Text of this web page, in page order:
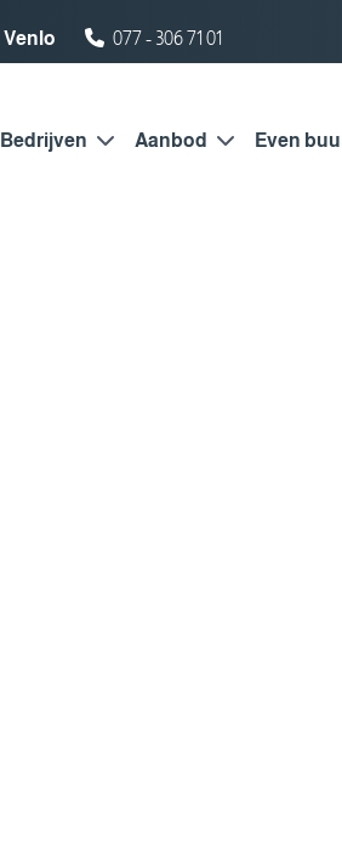
Venlo 077 - 306 71 01
Bedrijven Aanbod Even